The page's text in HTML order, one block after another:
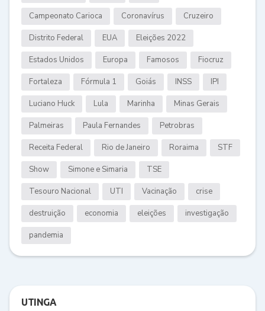
Campeonato Carioca Coronavírus Cruzeiro
Distrito Federal EUA Eleições 2022
Estados Unidos Europa Famosos Fiocruz
Fortaleza Fórmula 1 Goiás INSS IPI
Luciano Huck Lula Marinha Minas Gerais
Palmeiras Paula Fernandes Petrobras
Receita Federal Rio de Janeiro Roraima STF
Show Simone e Simaria TSE
Tesouro Nacional UTI Vacinação crise
destruição economia eleições investigação
pandemia
UTINGA